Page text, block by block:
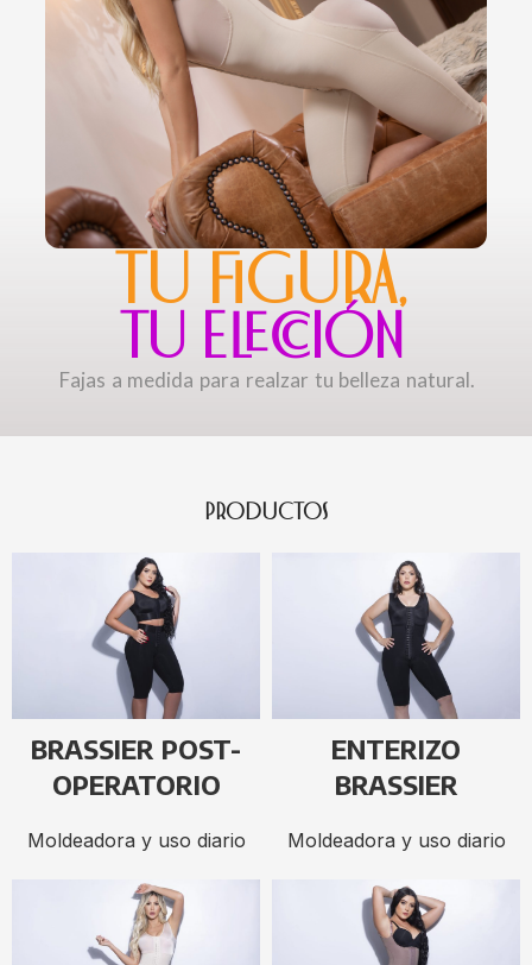
TU FIGURA,
TU ELECCIÓN
Fajas a medida para realzar tu belleza natural.
PRODUCTOS
BRASSIER POST-
OPERATORIO
Moldeadora y uso diario
ENTERIZO
BRASSIER
Moldeadora y uso diario